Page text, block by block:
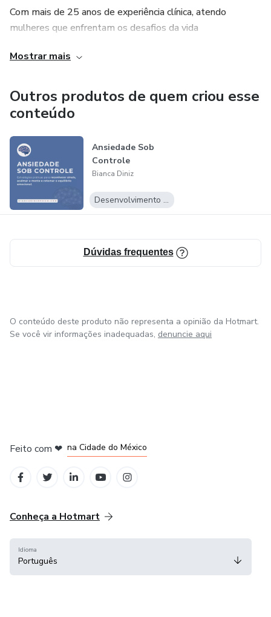
Com mais de 25 anos de experiência clínica, atendo
mulheres que enfrentam os desafios da vida
mudanças e relações abusivas. Meu compromisso é criar
autoconhecimento, fortalecimento da autoestima e
reconstrução de uma vida com mais leveza, clareza e
presença.
Mostrar mais
Outros produtos de quem criou esse
conteúdo
Ansiedade Sob
Controle
Bianca Diniz
Desenvolvimento Pessoal
Dúvidas frequentes
O conteúdo deste produto não representa a opinião da Hotmart.
Se você vir informações inadequadas, denuncie aqui
Feito com ❤ na Cidade do México
Conheça a Hotmart
Idioma
Português